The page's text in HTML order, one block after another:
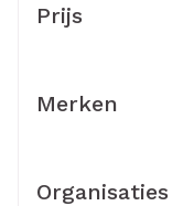
Prijs
Merken
Organisaties